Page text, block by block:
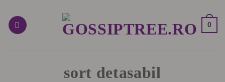
content
0
sort detasabil